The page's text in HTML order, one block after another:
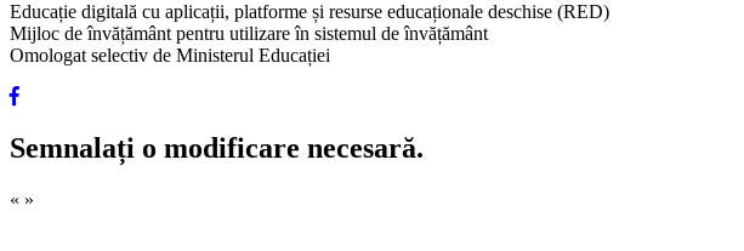
Educație digitală cu aplicații, platforme și resurse educaționale deschise (RED)
Mijloc de învățământ pentru utilizare în sistemul de învățământ
Omologat selectiv de Ministerul Educației
Semnalați o modificare necesară.
« »